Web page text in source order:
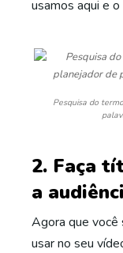
usamos aqui e
Pesquisa do
2. Faça
a
Agora que você
usar no seu